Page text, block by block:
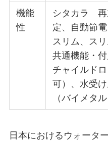
機能
性
シタカラ 再
定、自動節電
スリム、ス
共通機能・
チャイルド
可）、水受
（バイメタ
日本におけるウォータ